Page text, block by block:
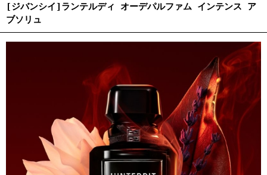
[ジバンシイ]ランテルディ オーデパルファム インテンス ア
ブソリュ